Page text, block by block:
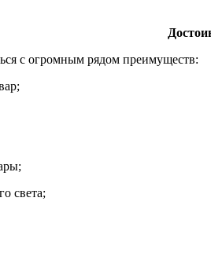
с огромным рядом преимуществ:
света;